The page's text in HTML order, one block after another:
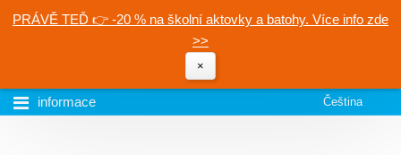
PRÁVĚ TEĎ 👉 -20 % na školní aktovky a batohy. Více info zde
>>
×
informace Čeština